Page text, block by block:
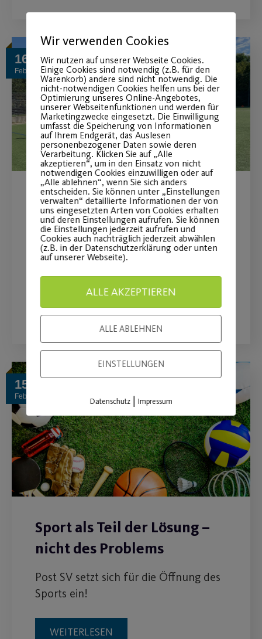
16
Feb.
Petition der
Fußballabteilung
Stimmabgabe zur Wiederaufnahme
WEITERLESEN
15
Feb.
Sport als Teil der Lösung –
nicht des Problems
Post SV setzt sich für die Öffnung des
Sports ein!
WEITERLESEN
Wir verwenden Cookies
Wir nutzen auf unserer Webseite Cookies.
Einige Cookies sind notwendig (z.B. für den
Warenkorb) andere sind nicht notwendig. Die
nicht-notwendigen Cookies helfen uns bei der
Optimierung unseres Online-Angebotes,
unserer Webseitenfunktionen und werden für
Marketingzwecke eingesetzt. Die Einwilligung
umfasst die Speicherung von Informationen
auf Ihrem Endgerät, das Auslesen
personenbezogener Daten sowie deren
Verarbeitung. Klicken Sie auf „Alle
akzeptieren“, um in den Einsatz von nicht
notwendigen Cookies einzuwilligen oder auf
„Alle ablehnen“, wenn Sie sich anders
entscheiden. Sie können unter „Einstellungen
verwalten“ detaillierte Informationen der von
uns eingesetzten Arten von Cookies erhalten
und deren Einstellungen aufrufen. Sie können
die Einstellungen jederzeit aufrufen und
Cookies auch nachträglich jederzeit abwählen
(z.B. in der Datenschutzerklärung oder unten
auf unserer Webseite).
ALLE AKZEPTIEREN
ALLE ABLEHNEN
EINSTELLUNGEN
Datenschutz| Impressum